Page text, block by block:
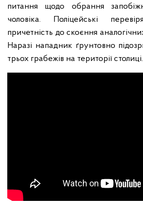
питання щодо обрання
чоловіка.
Поліцейські
причетність до скоєння
Наразі нападник ґрунтовно
трьох грабежів на території